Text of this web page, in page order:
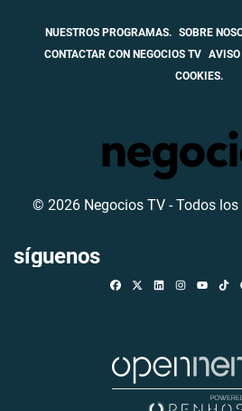
NUESTROS PROGRAMAS. SOBRE
CONTACTAR CON NEGOCIOS TV
COOKIES.
© 2026 Negocios TV - Todos los
síguenos
FacebookLinkedinInstagram